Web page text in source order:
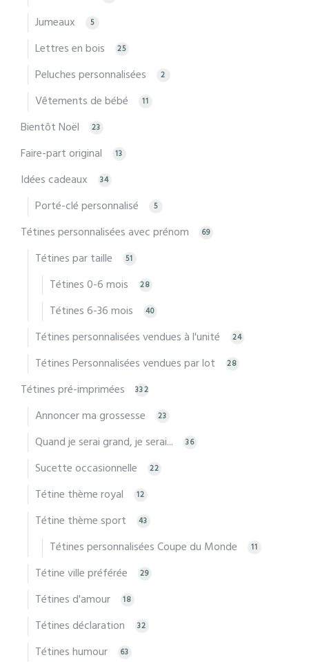
Jumeaux 5
Lettres en bois 25
Peluches personnalisées 2
Vêtements de bébé 11
Bientôt Noël 23
Faire-part original 13
Idées cadeaux 34
Porté-clé personnalisé 5
Tétines personnalisées avec prénom 69
Tétines par taille 51
Tétines 0-6 mois 28
Tétines 6-36 mois 40
Tétines personnalisées vendues à l'unité 24
Tétines Personnalisées vendues par lot 28
Tétines pré-imprimées 332
Annoncer ma grossesse 23
Quand je serai grand, je serai... 36
Sucette occasionnelle 22
Tétine thème royal 12
Tétine thème sport 43
Tétines personnalisées Coupe du Monde 11
Tétine ville préférée 29
Tétines d'amour 18
Tétines déclaration 32
Tétines humour 63